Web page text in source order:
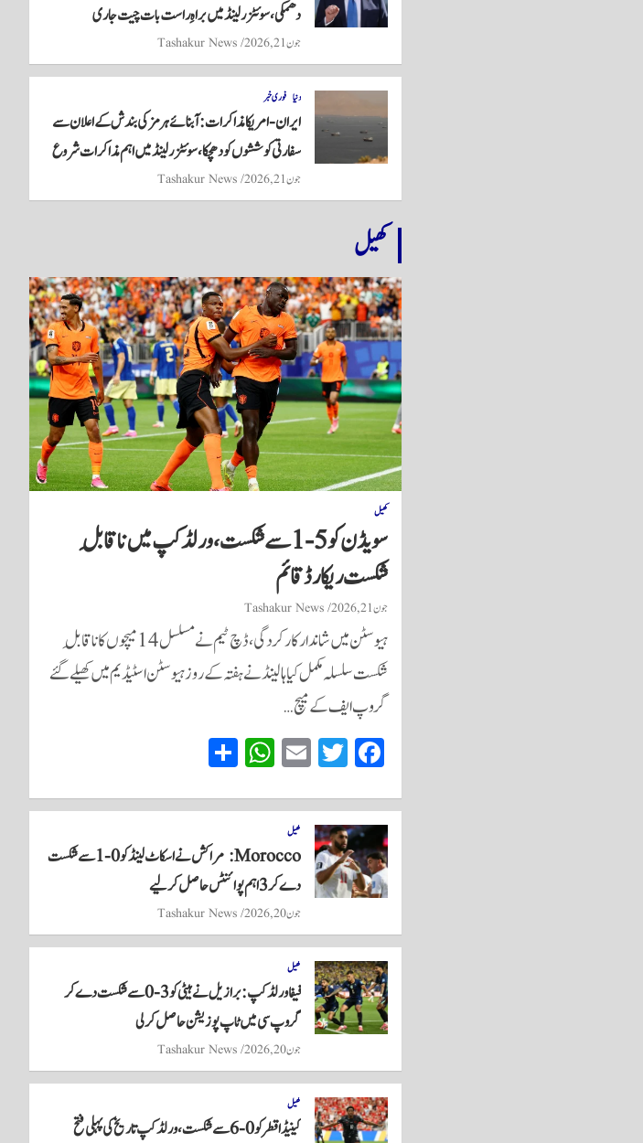
دھمکی، سوئٹزرلینڈ میں براہِ راست بات چیت جاری
جون 21, 2026 Tashakur News
دنیا فوری خبر
ایران-امریکا مذاکرات: آبنائے ہرمز کی بندش کے اعلان سے
سفارتی کوششوں کو دھچکا، سوئٹزرلینڈ میں اہم مذاکرات شروع
جون 21, 2026 Tashakur News
کھیل
کھیل
سویڈن کو 5-1 سے شکست، ورلڈ کپ میں ناقابلِ
شکست ریکارڈ قائم
جون 21, 2026 Tashakur News
ہیوسٹن میں شاندار کارکردگی، ڈچ ٹیم نے مسلسل 14 میچوں کا ناقابلِ
شکست سلسلہ مکمل کیا ہالینڈ نے ہفتہ کے روز ہیوسٹن اسٹیڈیم میں کھیلے گئے
گروپ ایف کے میچ…
Fa
ce
bo
ok
T
wi
tte
r
E
m
ail
W
ha
ts
A
pp
re
کھیل
Morocco: مراکش نے اسکاٹ لینڈ کو 0-1 سے شکست
دے کر 3 اہم پوائنٹس حاصل کر لیے
جون 20, 2026 Tashakur News
کھیل
فیفا ورلڈ کپ: برازیل نے ہیٹی کو 3-0 سے شکست دے کر
گروپ سی میں ٹاپ پوزیشن حاصل کر لی
جون 20, 2026 Tashakur News
کھیل
کینیڈا قطر کو 0-6 سے شکست، ورلڈ کپ تاریخ کی پہلی فتح